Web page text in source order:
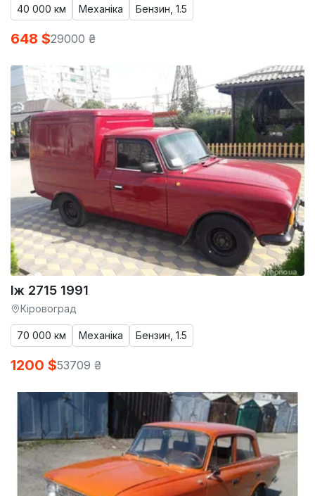
40 000 км Механіка Бензин, 1.5
648 $29000 ₴
Іж 2715 1991
Кіровоград
70 000 км Механіка Бензин, 1.5
1200 $53709 ₴